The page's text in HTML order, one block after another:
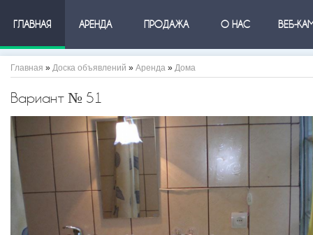
ГЛАВНАЯ АРЕНДА ПРОДАЖА О НАС ВЕБ-
Главная » Доска объявлений » Аренда » Дома
Вариант № 51